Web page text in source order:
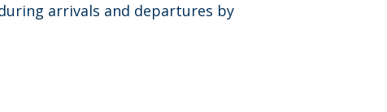
arrivals and departures by